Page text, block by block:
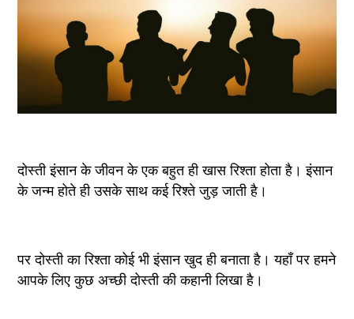
दोस्ती इंसान के जीवन के एक बहुत ही खास रिश्ता होता है। इंसान
के जन्म होते ही उसके साथ कई रिश्ते जुड़ जाती है।
पर दोस्ती का रिश्ता कोई भी इंसान खुद ही बनाता है। यहाँ पर हमने
आपके लिए कुछ अच्छी दोस्ती की कहानी लिखा है।